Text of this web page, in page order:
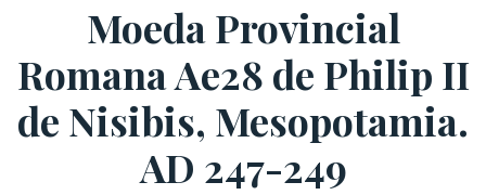
Moeda Provincial
Romana Ae28 de Philip II
de Nisibis, Mesopotamia.
AD 247-249